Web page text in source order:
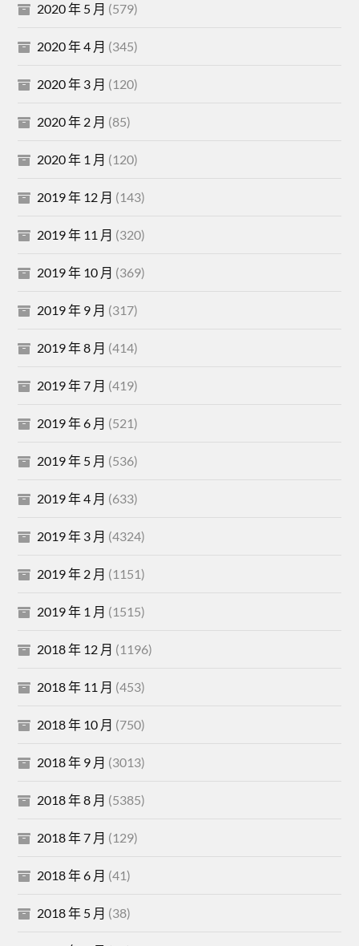
2020 年 5 月 (579)
2020 年 4 月 (345)
2020 年 3 月 (120)
2020 年 2 月 (85)
2020 年 1 月 (120)
2019 年 12 月 (143)
2019 年 11 月 (320)
2019 年 10 月 (369)
2019 年 9 月 (317)
2019 年 8 月 (414)
2019 年 7 月 (419)
2019 年 6 月 (521)
2019 年 5 月 (536)
2019 年 4 月 (633)
2019 年 3 月 (4324)
2019 年 2 月 (1151)
2019 年 1 月 (1515)
2018 年 12 月 (1196)
2018 年 11 月 (453)
2018 年 10 月 (750)
2018 年 9 月 (3013)
2018 年 8 月 (5385)
2018 年 7 月 (129)
2018 年 6 月 (41)
2018 年 5 月 (38)